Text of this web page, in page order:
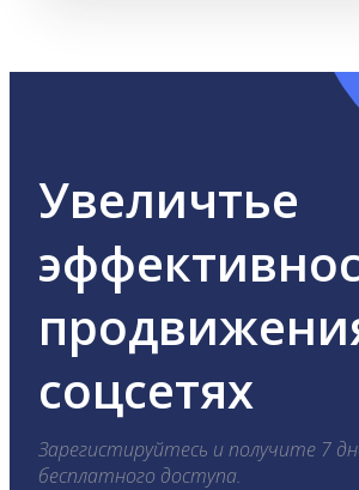
Увеличтье
соцсетях
Зарегистируйтесь и получите 7
бесплатного доступа.